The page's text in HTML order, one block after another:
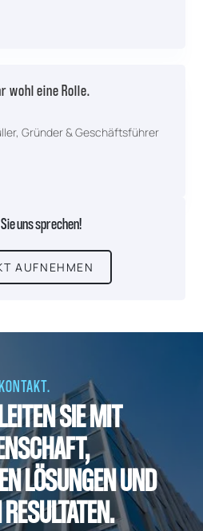
wohl eine Rolle.
Gründer & Geschäftsführer
uns sprechen!
AUFNEHMEN
SIE MIT
LÖSUNGEN UND